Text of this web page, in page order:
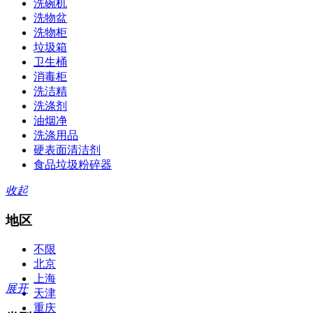
洗碗机
洗物盆
洗物柜
垃圾箱
卫生桶
消毒柜
洗洁精
洗涤剂
油烟净
洗涤用品
硬表面清洁剂
食品垃圾粉碎器
收起
地区
不限
北京
上海
天津
重庆
展开